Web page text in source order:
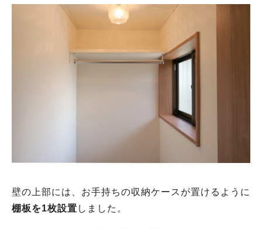
壁の上部には、お手持ちの収納ケースが置けるように
棚板を1枚設置 しました。